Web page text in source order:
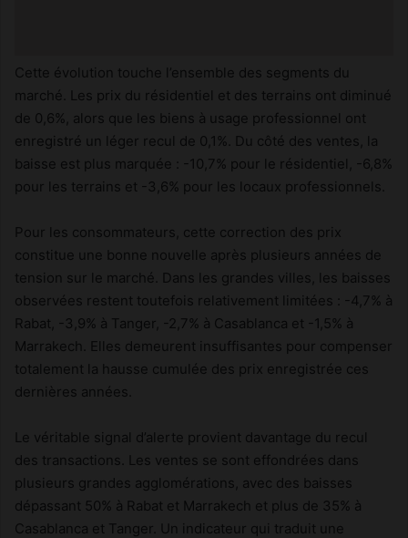
Cette évolution touche l’ensemble des segments du
marché. Les prix du résidentiel et des terrains ont diminué
de 0,6%, alors que les biens à usage professionnel ont
enregistré un léger recul de 0,1%. Du côté des ventes, la
baisse est plus marquée : -10,7% pour le résidentiel, -6,8%
pour les terrains et -3,6% pour les locaux professionnels.
Pour les consommateurs, cette correction des prix
constitue une bonne nouvelle après plusieurs années de
tension sur le marché. Dans les grandes villes, les baisses
observées restent toutefois relativement limitées : -4,7% à
Rabat, -3,9% à Tanger, -2,7% à Casablanca et -1,5% à
Marrakech. Elles demeurent insuffisantes pour compenser
totalement la hausse cumulée des prix enregistrée ces
dernières années.
Le véritable signal d’alerte provient davantage du recul
des transactions. Les ventes se sont effondrées dans
plusieurs grandes agglomérations, avec des baisses
dépassant 50% à Rabat et Marrakech et plus de 35% à
Casablanca et Tanger. Un indicateur qui traduit une